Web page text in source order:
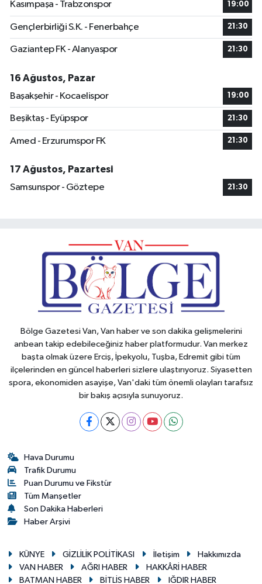
Kasımpaşa - Trabzonspor 19:00
Gençlerbirliği S.K. - Fenerbahçe 21:30
Gaziantep FK - Alanyaspor 21:30
16 Ağustos, Pazar
Başakşehir - Kocaelispor
19:00
Beşiktaş - Eyüpspor 21:30
Amed - Erzurumspor FK 21:30
17 Ağustos, Pazartesi
Samsunspor - Göztepe
21:30
Bölge Gazetesi Van, Van haber ve son dakika gelişmelerini
anbean takip edebileceğiniz haber platformudur. Van merkez
başta olmak üzere Erciş, İpekyolu, Tuşba, Edremit gibi tüm
ilçelerinden en güncel haberleri sizlere ulaştırıyoruz. Siyasetten
spora, ekonomiden asayişe, Van'daki tüm önemli olayları tarafsız
bir bakış açısıyla sunuyoruz.
Hava Durumu
Trafik Durumu
Puan Durumu ve Fikstür
Tüm Manşetler
Son Dakika Haberleri
Haber Arşivi
KÜNYE GİZLİLİK POLİTİKASI İletişim
Hakkımızda
VAN HABER
AĞRI HABER
HAKKÂRİ HABER
BATMAN HABER
BİTLİS HABER IĞDIR HABER